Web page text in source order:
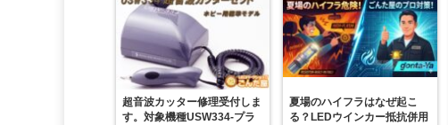
超音波カッター修理受付しま
す。対象機種USW334-プラ
夏場のハイフラはなぜ起こ
る？LEDウインカー抵抗併用